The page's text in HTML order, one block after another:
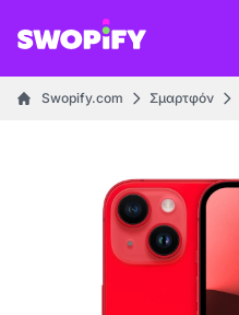
Swopify.com Σμαρτφόν